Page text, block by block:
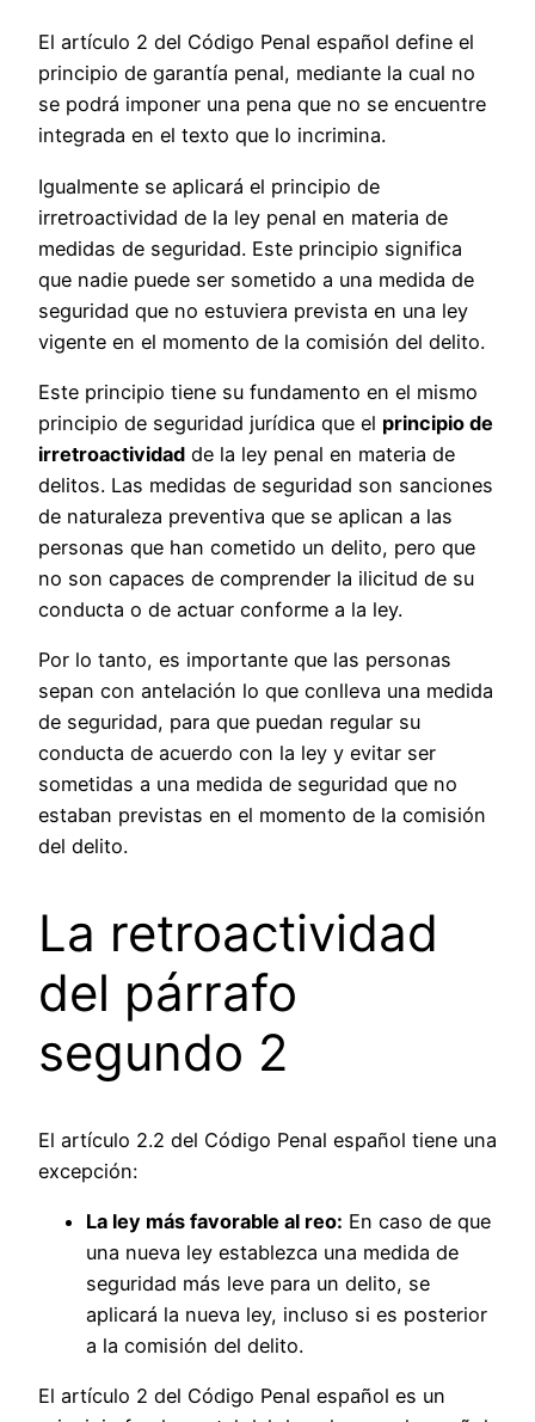
El artículo 2 del Código Penal español define el
principio de garantía penal, mediante la cual no
se podrá imponer una pena que no se encuentre
integrada en el texto que lo incrimina.
Igualmente se aplicará el principio de
irretroactividad de la ley penal en materia de
medidas de seguridad. Este principio significa
que nadie puede ser sometido a una medida de
seguridad que no estuviera prevista en una ley
vigente en el momento de la comisión del delito.
Este principio tiene su fundamento en el mismo
principio de seguridad jurídica que el principio de
irretroactividad de la ley penal en materia de
delitos. Las medidas de seguridad son sanciones
de naturaleza preventiva que se aplican a las
personas que han cometido un delito, pero que
no son capaces de comprender la ilicitud de su
conducta o de actuar conforme a la ley.
Por lo tanto, es importante que las personas
sepan con antelación lo que conlleva una medida
de seguridad, para que puedan regular su
conducta de acuerdo con la ley y evitar ser
sometidas a una medida de seguridad que no
estaban previstas en el momento de la comisión
del delito.
La retroactividad
del párrafo
segundo 2
El artículo 2.2 del Código Penal español tiene una
excepción:
La ley más favorable al reo: En caso de que
una nueva ley establezca una medida de
seguridad más leve para un delito, se
aplicará la nueva ley, incluso si es posterior
a la comisión del delito.
El artículo 2 del Código Penal español es un